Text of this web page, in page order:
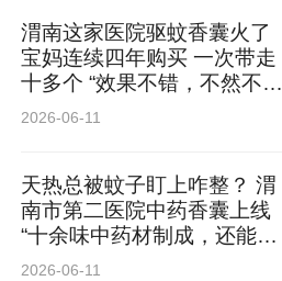
渭南这家医院驱蚊香囊火了
宝妈连续四年购买 一次带走
十多个 “效果不错，不然不会
年年来买”
2026-06-11
天热总被蚊子盯上咋整？ 渭
南市第二医院中药香囊上线
“十余味中药材制成，还能健
脾利湿”
2026-06-11